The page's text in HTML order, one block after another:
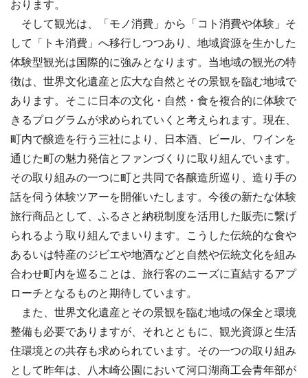
おります。
そして観光は、「モノ消費」から「コト消費や体験」そ
して「トキ消費」へ移行しつつあり、地域資源を生かした
体験型観光は国際的に強みとなります。当地域の観光の特
徴は、世界文化遺産と広大な自然とその景観を臨む地域で
あります。そこに日本の文化・自然・食を複合的に体験で
きるプログラムが求められていくと考えられます。現在、
町内で醸造を行う三社により、日本酒、ビール、ワインを
通じた町の魅力発信とファンづくりに取り組んでいます。
その取り組みの一つに町と共同で各醸造所巡り、造り手の
話を伺う体験ツアーを開催いたします。今後の新たな体験
旅行商品として、ふるさと納税制度を活用した販売に繋げ
られるよう取り組んでまいります。こうした伝統的な食や
あるいは特産のジビエや地酒などと自然や伝統文化を組み
合わせ町内を巡ることは、旅行客のニーズに直結するアプ
ローチとなるものと期待しています。
また、世界文化遺産とその景観を臨む地域の保全と環境
整備も必要でありますが、それとともに、観光資源と生活
住環境との共存も求められています。その一つの取り組み
として昨年は、八木崎公園において河口湖商工会青年部が